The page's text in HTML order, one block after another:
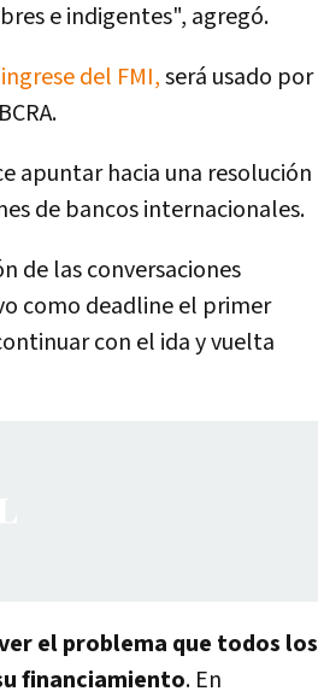
e indigentes", agregó.
del FMI,será usado por
apuntar hacia una resolución
de bancos internacionales.
de las conversaciones
como deadline el primer
con el ida y vuelta
el problema que todos los
financiamiento. En